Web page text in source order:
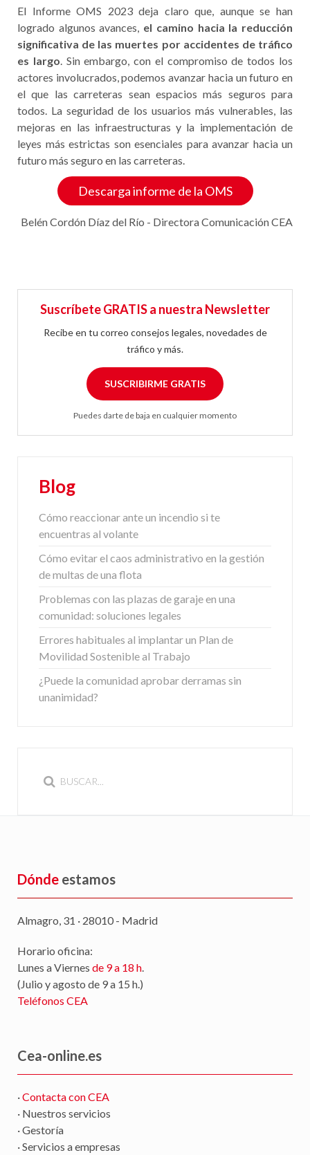
El Informe OMS 2023 deja claro que, aunque se han
logrado algunos avances, el camino hacia la reducción
significativa de las muertes por accidentes de tráfico
es largo . Sin embargo, con el compromiso de todos los
actores involucrados, podemos avanzar hacia un futuro en
el que las carreteras sean espacios más seguros para
todos. La seguridad de los usuarios más vulnerables, las
mejoras en las infraestructuras y la implementación de
leyes más estrictas son esenciales para avanzar hacia un
futuro más seguro en las carreteras.
Descarga informe de la OMS
Belén Cordón Díaz del Río - Directora Comunicación CEA
Suscríbete GRATIS a nuestra Newsletter
Recibe en tu correo consejos legales, novedades de
tráfico y más.
SUSCRIBIRME GRATIS
Puedes darte de baja en cualquier momento
Blog
Cómo reaccionar ante un incendio si te
encuentras al volante
Cómo evitar el caos administrativo en la gestión
de multas de una flota
Problemas con las plazas de garaje en una
comunidad: soluciones legales
Errores habituales al implantar un Plan de
Movilidad Sostenible al Trabajo
¿Puede la comunidad aprobar derramas sin
unanimidad?
Dónde estamos
Almagro, 31 · 28010 - Madrid
Horario oficina:
Lunes a Viernes de 9 a 18 h
(Julio y agosto de 9 a 15 h.)
Teléfonos CEA
Cea-online.es
·Contacta con CEA
· Nuestros servicios
· Gestoría
· Servicios a empresas